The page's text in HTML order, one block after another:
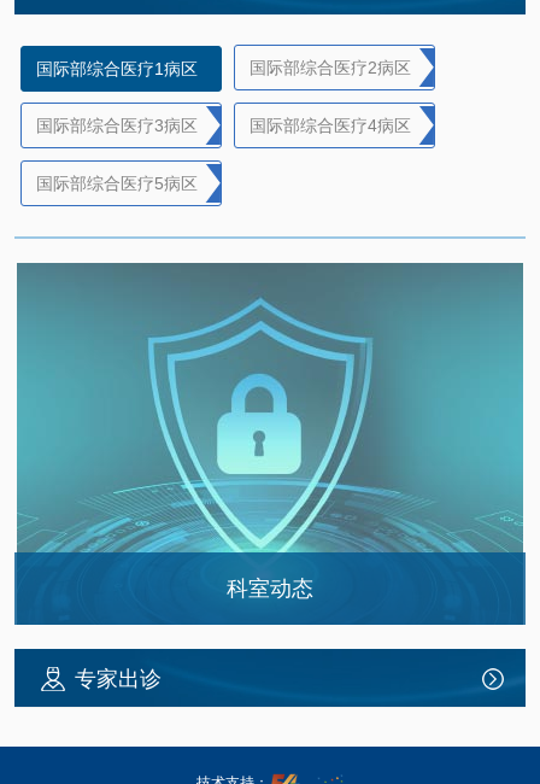
国际部综合医疗1病区 国际部综合医疗2病区
国际部综合医疗3病区 国际部综合医疗4病区
国际部综合医疗5病区
科室动态
旧衣捐赠，让爱心“双向循环” —国际部“…
专家出诊